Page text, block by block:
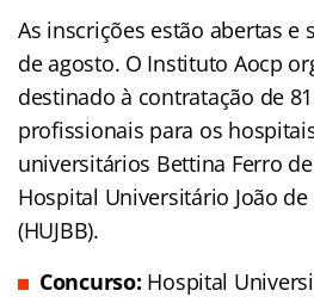
As inscrições estão abertas e
de agosto. O Instituto Aocp
destinado à contratação de
profissionais para os
universitários Bettina Ferro de
Hospital Universitário João
(HUJBB).
Concurso: Hospital